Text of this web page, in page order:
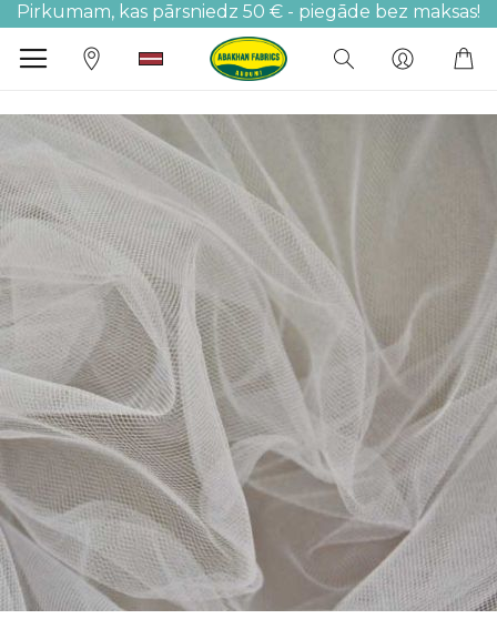
Pirkumam, kas pārsniedz 50 € - piegāde bez maksas!
beigām